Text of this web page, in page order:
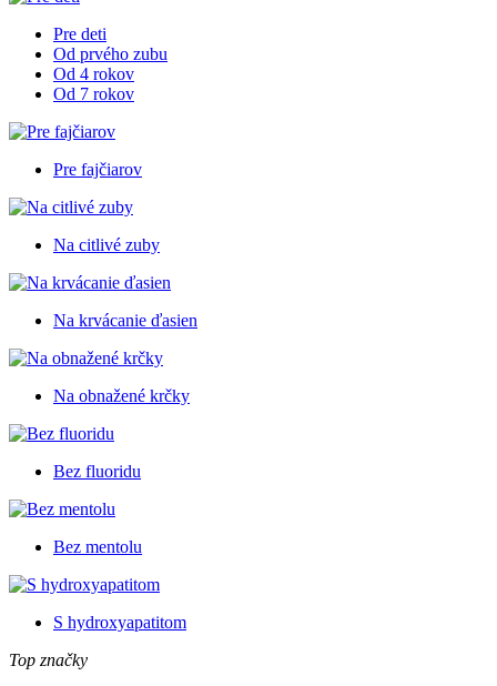
Pre deti
Od prvého zubu
Od 4 rokov
Od 7 rokov
Pre fajčiarov
Na citlivé zuby
Na krvácanie ďasien
Na obnažené krčky
Bez fluoridu
Bez mentolu
S hydroxyapatitom
Top značky